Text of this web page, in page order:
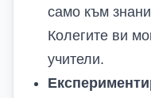
само към
Колегите ви
учители.